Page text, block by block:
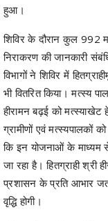
हुआ।
शिविर के दौरान कुल 992
निराकरण की जानकारी
विभागों ने शिविर में
भी वितरित किया। मत्स्य
हीरामन बढ़ई को मत्स्याखेट
ग्रामीणों एवं मत्स्यपालकों
कि इन योजनाओं के माध्यम
जा रहा है। हितग्राही
प्रशासन के प्रति आभार
वृद्धि होगी।